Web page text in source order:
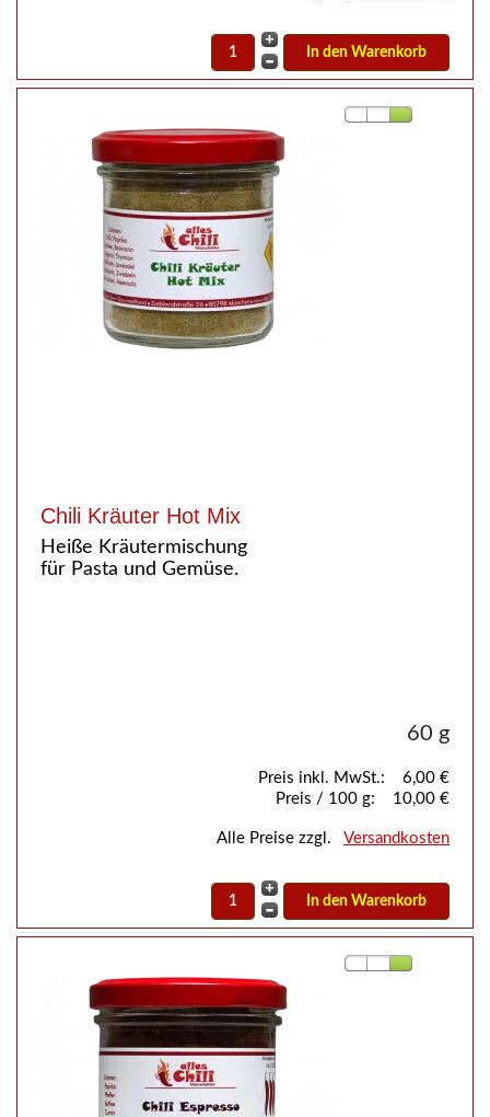
Chili Kräuter Hot Mix
Heiße Kräutermischung
für Pasta und Gemüse.
60 g
Preis inkl. MwSt.:
6,00 €
Preis / 100 g:
10,00 €
Alle Preise zzgl. Versandkosten